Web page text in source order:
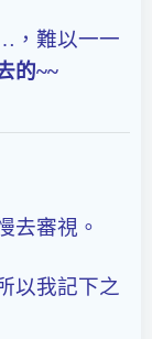
難以一一
的~~
去審視。
以我記下之